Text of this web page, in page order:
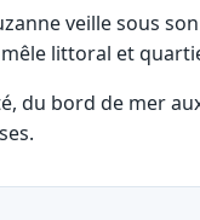
veille sous
littoral et
du bord de mer